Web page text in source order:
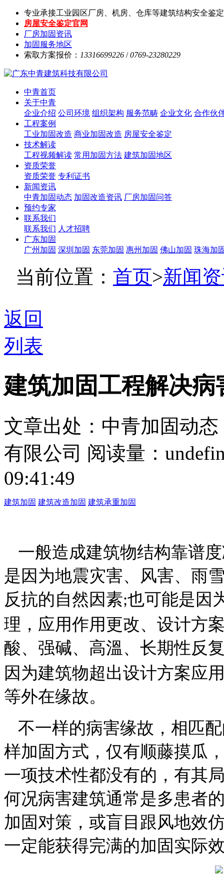
专业承接工业园区厂房、机房、仓库等建筑结构安全鉴
房屋安全鉴定官网
厂房加固资讯
加固服务地区
索取方案报价： 13316699226 /0769-23280229
中青首页
关于中青
企业介绍 公司环境 组织架构 服务范畴 企业文化 合作伙
工程案例
工业加固改造 商业加固改造 房屋安全鉴定
技术解读
工程视频解读 常用加固方法 建筑加固地区
资质荣誉
资质荣誉 专利证书
新闻资讯
中青加固动态 加固改造资讯 厂房加固问答
预约专家
联系我们
联系我们 人才招聘
广东加固
广州加固 深圳加固 东莞加固 惠州加固 佛山加固 珠海加
当前位置： 首页>新闻
返回
列表
建筑加固工程解决
文章出处：中青加固动态
有限公司 阅读量：
09:41:49
建筑加固 建筑改造加固 建筑承重加固
一般造成建筑物结构靠谱
是因为地震灾害、风害、雨
反抗的自然因素;也可能是因
理，应用作用更改、设计方
酸、强碱、高溫、长期性反
因为建筑物超出设计方案应
等外在缘故。
不一样的病害缘故，相匹
样加固方式，仅有顺藤摸瓜
一项技术性都没有的，有其
何况病害建筑通常是多患者
加固对策，或盲目跟风地效
一定能获得完满的加固实际